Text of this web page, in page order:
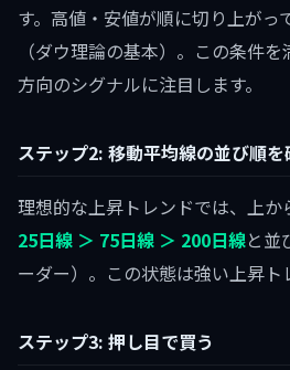
す。高値・安値が順に切り上がっ
（ダウ理論の基本）。この条件
方向のシグナルに注目します。
ステップ2: 移動平均線の並び順を
理想的な上昇トレンドでは、上か
25日線 ＞ 75日線 ＞ 200日線と並
ーダー）。この状態は強い上昇ト
ステップ3: 押し目で買う